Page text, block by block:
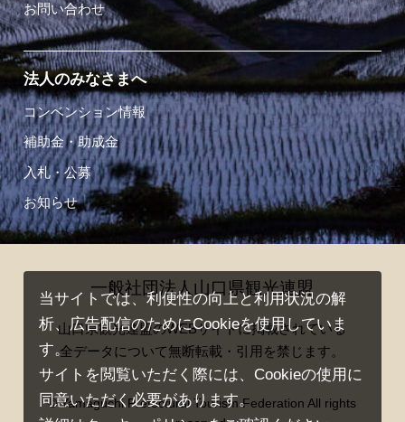
お問い合わせ
法人のみなさまへ
コンベンション情報
補助金・助成金
入札・公募
お知らせ
一般社団法人山口県観光連盟
山口県観光連盟のWEBサイトに掲載されている
全データについて無断転載・引用を禁じます。
© Yamaguchi Prefectural Tourism Federation All rights
当サイトでは、利便性の向上と利用状況の解
析、広告配信のためにCookieを使用していま
す。
サイトを閲覧いただく際には、Cookieの使用に
同意いただく必要があります。